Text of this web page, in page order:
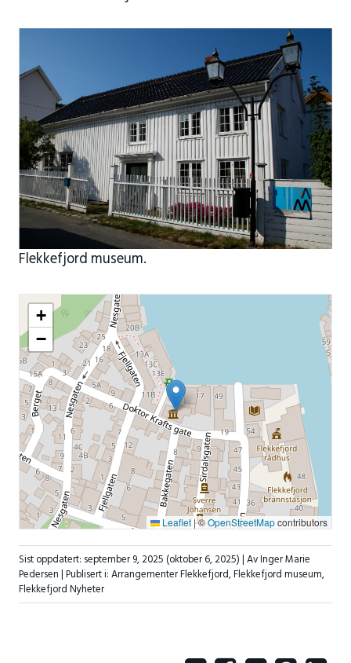
Flekkefjord museum.
+
−
Leaflet |©OpenStreetMapcontributors
Sist oppdatert: september 9, 2025 (oktober 6, 2025)| Av Inger Marie
Pedersen |Publisert i:Arrangementer Flekkefjord,Flekkefjord museum,
Flekkefjord Nyheter